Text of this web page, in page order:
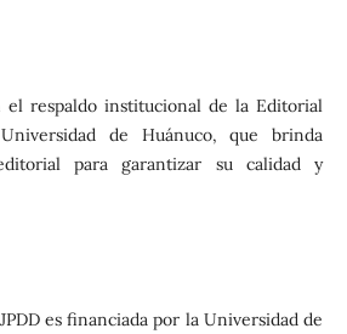
el respaldo institucional de la Editorial
de Huánuco, que brinda
para garantizar su calidad y
es financiada por la Universidad de